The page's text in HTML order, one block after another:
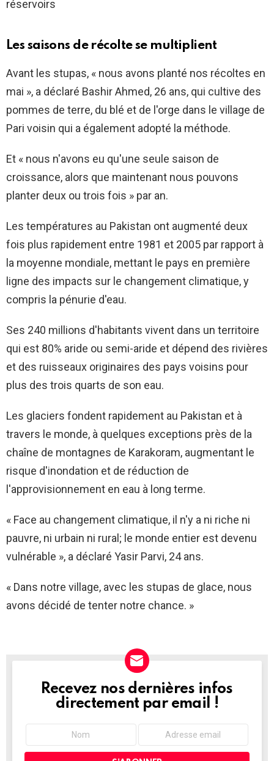
Les saisons de récolte se multiplient
Avant les stupas, « nous avons planté nos récoltes en
mai », a déclaré Bashir Ahmed, 26 ans, qui cultive des
pommes de terre, du blé et de l'orge dans le village de
Pari voisin qui a également adopté la méthode.
Et « nous n'avons eu qu'une seule saison de
croissance, alors que maintenant nous pouvons
planter deux ou trois fois » par an.
Les températures au Pakistan ont augmenté deux
fois plus rapidement entre 1981 et 2005 par rapport à
la moyenne mondiale, mettant le pays en première
ligne des impacts sur le changement climatique, y
compris la pénurie d'eau.
Ses 240 millions d'habitants vivent dans un territoire
qui est 80% aride ou semi-aride et dépend des rivières
et des ruisseaux originaires des pays voisins pour
plus des trois quarts de son eau.
Les glaciers fondent rapidement au Pakistan et à
travers le monde, à quelques exceptions près de la
chaîne de montagnes de Karakoram, augmentant le
risque d'inondation et de réduction de
l'approvisionnement en eau à long terme.
« Face au changement climatique, il n'y a ni riche ni
pauvre, ni urbain ni rural; le monde entier est devenu
vulnérable », a déclaré Yasir Parvi, 24 ans.
« Dans notre village, avec les stupas de glace, nous
avons décidé de tenter notre chance. »
NEWSLETTER
Recevez nos dernières infos
directement par email !